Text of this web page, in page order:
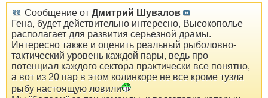
Сообщение от Дмитрий Шувалов
Гена, будет действительно интересно, Высокополье
располагает для развития серьезной драмы.
Интересно также и оценить реальный рыболовно-
тактический уровень каждой пары, ведь про
потенциал каждого сектора практически все понятно,
а вот из 20 пар в этом колинкоре не все кроме тузла
рыбу настоящую ловили